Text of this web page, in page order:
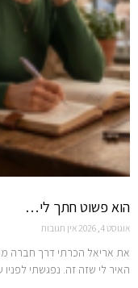
הוא פשוט חתך לי…
אוגוסט 4, 2026 אין תגובות
את אריאל הכרתי דרך חברה
האיר לי שזה זה. נפגשתי